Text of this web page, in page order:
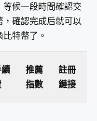
候一段時間確認交
確認完成后就可以
特幣了。
推薦
指數
註冊
鏈接